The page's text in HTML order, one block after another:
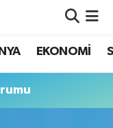
EKONOMİ